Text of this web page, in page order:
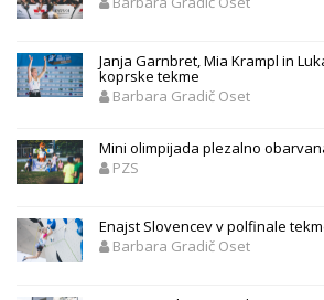
Janja Garnbret, Mia Krampl in
koprske tekme
Barbara Gradič Oset
Mini olimpijada plezalno
PZS
Enajst Slovencev v polfinale
Barbara Gradič Oset